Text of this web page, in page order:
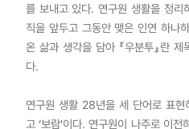
를 보내고 있다. 연구원 생활을 정
직을 앞두고 그동안 맺은 인연 하나
온 삶과 생각을 담아 『우분투』란
다.
연구원 생활 28년을 세 단어로 표현
고 ‘보람’이다. 연구원이 나주로 이